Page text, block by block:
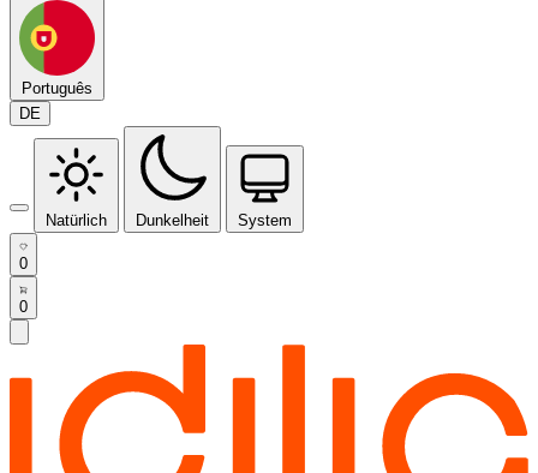
Português
DE
Natürlich Dunkelheit System
0
0